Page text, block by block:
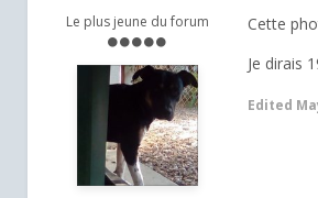
Le plus jeune du forum
Cette
Je dirais
Edited